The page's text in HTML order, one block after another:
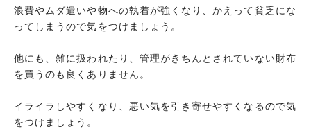
浪費やムダ遣いや物への執着が強くなり、かえって貧乏にな
ってしまうので気をつけましょう。
他にも、雑に扱われたり、管理がきちんとされていない財布
を買うのも良くありません。
イライラしやすくなり、悪い気を引き寄せやすくなるので気
をつけましょう。